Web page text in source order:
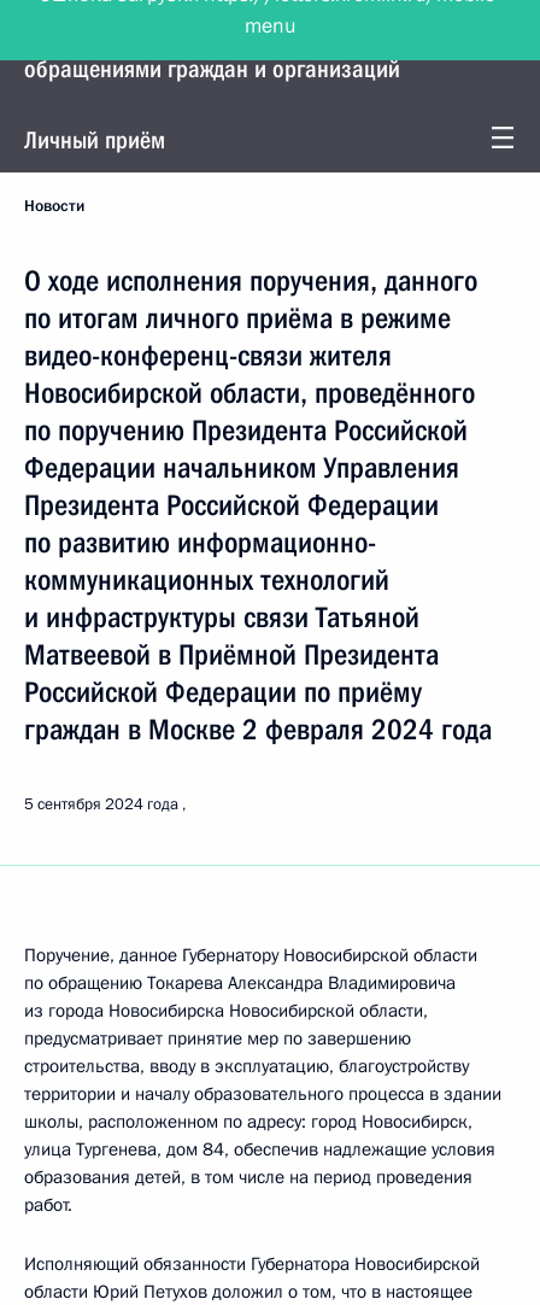
Управление Президента по работе с
обращениями граждан и организаций
Личный приём
Новости
О ходе исполнения поручения, данного
по итогам личного приёма в режиме
видео-конференц-связи жителя
Новосибирской области, проведённого
по поручению Президента Российской
Федерации начальником Управления
Президента Российской Федерации
по развитию информационно-
коммуникационных технологий
и инфраструктуры связи Татьяной
Матвеевой в Приёмной Президента
Российской Федерации по приёму
граждан в Москве 2 февраля 2024 года
5 сентября 2024 года
Поручение, данное Губернатору Новосибирской области
по обращению Токарева Александра Владимировича
из города Новосибирска Новосибирской области,
предусматривает принятие мер по завершению
строительства, вводу в эксплуатацию, благоустройству
территории и началу образовательного процесса в здании
школы, расположенном по адресу: город Новосибирск,
улица Тургенева, дом 84, обеспечив надлежащие условия
образования детей, в том числе на период проведения
работ.
Исполняющий обязанности Губернатора Новосибирской
области Юрий Петухов доложил о том, что в настоящее
menu